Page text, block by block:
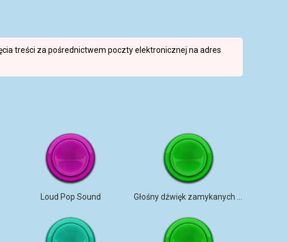
treści za pośrednictwem poczty elektronicznej na adres
Loud Pop Sound